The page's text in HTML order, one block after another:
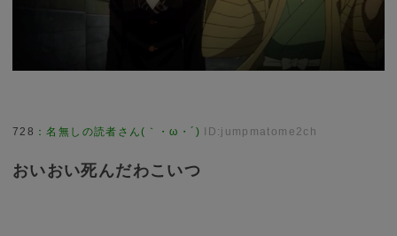
728 ：名無しの読者さん(｀・ω・´) ID:jumpmatome2ch
おいおい死んだわこいつ